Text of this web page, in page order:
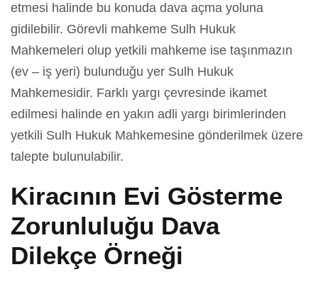
etmesi halinde bu konuda dava açma yoluna
gidilebilir. Görevli mahkeme Sulh Hukuk
Mahkemeleri olup yetkili mahkeme ise taşınmazın
(ev – iş yeri) bulunduğu yer Sulh Hukuk
Mahkemesidir. Farklı yargı çevresinde ikamet
edilmesi halinde en yakın adli yargı birimlerinden
yetkili Sulh Hukuk Mahkemesine gönderilmek üzere
talepte bulunulabilir.
Kiracının Evi Gösterme
Zorunluluğu Dava
Dilekçe Örneği